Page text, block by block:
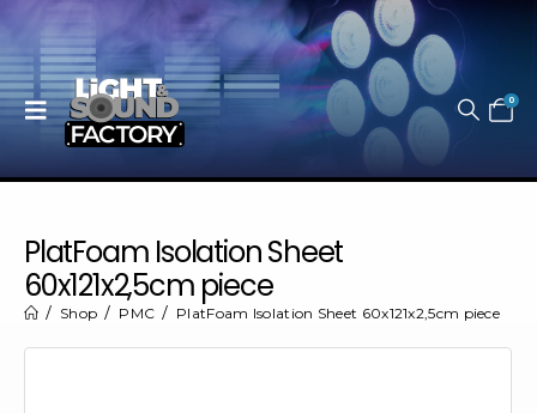
0
PlatFoam Isolation Sheet
60x121x2,5cm piece
Shop PMC PlatFoam Isolation Sheet 60x121x2,5cm piece